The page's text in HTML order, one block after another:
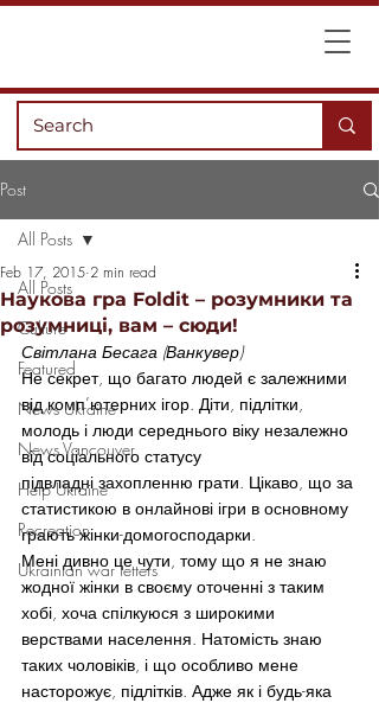
Post
All Posts
Culture
Featured
News Ukraine
News Vancouver
Help Ukraine
Recreation
Ukrainian war letters
All Posts
Наукова гра Foldit – розумники та
розумниці, вам – сюди!
Feb 17, 2015 2 min read
Світлана Бесага (Ванкувер)
Не секрет, що багато людей є залежними
від комп’ютерних ігор. Діти, підлітки,
молодь і люди середнього віку незалежно
від соціального статусу
підвладні захопленню грати. Цікаво, що за
статистикою в онлайнові ігри в основному
грають жінки-домогосподарки.
Мені дивно це чути, тому що я не знаю
жодної жінки в своєму оточенні з таким
хобі, хоча спілкуюся з широкими
верствами населення. Натомість знаю
таких чоловіків, і що особливо мене
насторожує, підлітків. Адже як і будь-яка